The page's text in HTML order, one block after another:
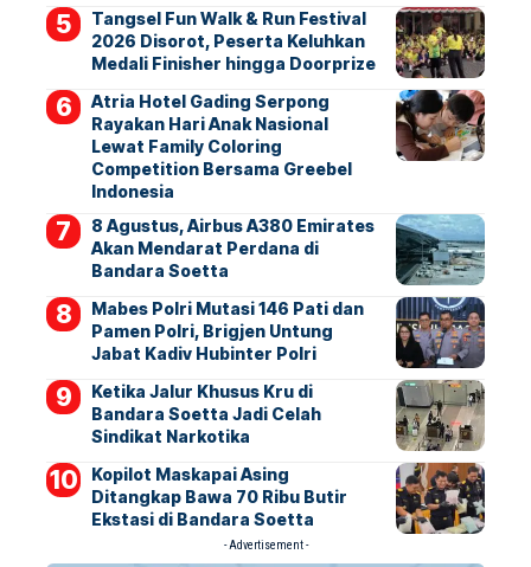
Tangsel Fun Walk & Run Festival
2026 Disorot, Peserta Keluhkan
Medali Finisher hingga Doorprize
Atria Hotel Gading Serpong
Rayakan Hari Anak Nasional
Lewat Family Coloring
Competition Bersama Greebel
Indonesia
8 Agustus, Airbus A380 Emirates
Akan Mendarat Perdana di
Bandara Soetta
Mabes Polri Mutasi 146 Pati dan
Pamen Polri, Brigjen Untung
Jabat Kadiv Hubinter Polri
Ketika Jalur Khusus Kru di
Bandara Soetta Jadi Celah
Sindikat Narkotika
Kopilot Maskapai Asing
Ditangkap Bawa 70 Ribu Butir
Ekstasi di Bandara Soetta
- Advertisement -